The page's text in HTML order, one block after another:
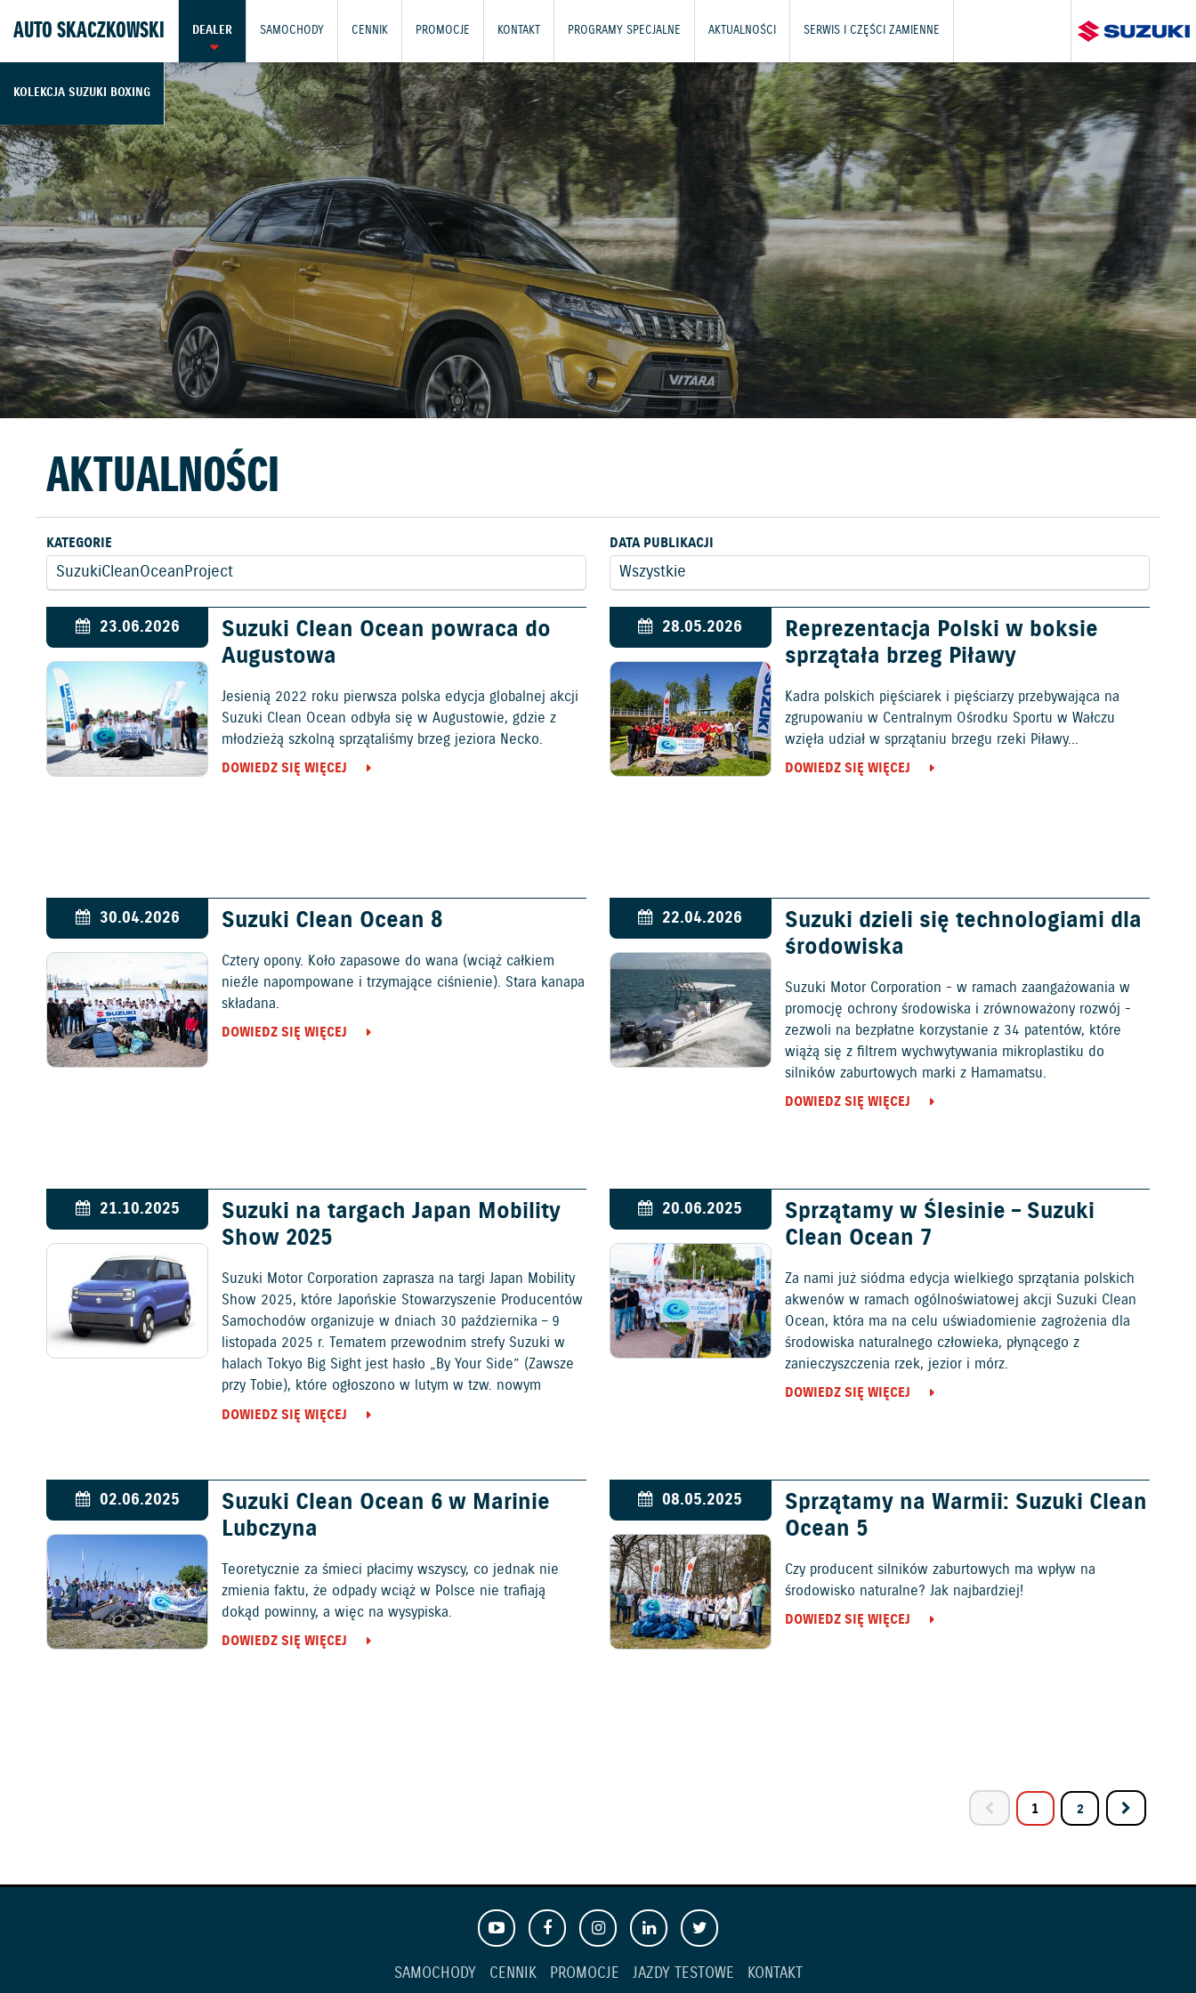
AUTO SKACZKOWSKI DEALER SAMOCHODY CENNIK PROMOCJE KONTAKT PROGRAMY SPECJALNE AKTUALNOŚCI SERWIS I CZĘŚCI ZAMIENNE
KOLEKCJA SUZUKI BOXING
AKTUALNOŚCI
KATEGORIE DATA PUBLIKACJI
23.06.2026
Suzuki Clean Ocean powraca do
Augustowa
Jesienią 2022 roku pierwsza polska edycja globalnej akcji
Suzuki Clean Ocean odbyła się w Augustowie, gdzie z
młodzieżą szkolną sprzątaliśmy brzeg jeziora Necko.
DOWIEDZ SIĘ WIĘCEJ
28.05.2026
Reprezentacja Polski w boksie
sprzątała brzeg Piławy
Kadra polskich pięściarek i pięściarzy przebywająca na
zgrupowaniu w Centralnym Ośrodku Sportu w Wałczu
wzięła udział w sprzątaniu brzegu rzeki Piławy...
DOWIEDZ SIĘ WIĘCEJ
30.04.2026 Suzuki Clean Ocean 8
Cztery opony. Koło zapasowe do wana (wciąż całkiem
nieźle napompowane i trzymające ciśnienie). Stara kanapa
składana.
DOWIEDZ SIĘ WIĘCEJ
22.04.2026
Suzuki dzieli się technologiami dla
środowiska
Suzuki Motor Corporation - w ramach zaangażowania w
promocję ochrony środowiska i zrównoważony rozwój -
zezwoli na bezpłatne korzystanie z 34 patentów, które
wiążą się z filtrem wychwytywania mikroplastiku do
silników zaburtowych marki z Hamamatsu.
DOWIEDZ SIĘ WIĘCEJ
21.10.2025
Suzuki na targach Japan Mobility
Show 2025
Suzuki Motor Corporation zaprasza na targi Japan Mobility
Show 2025, które Japońskie Stowarzyszenie Producentów
Samochodów organizuje w dniach 30 października – 9
listopada 2025 r. Tematem przewodnim strefy Suzuki w
halach Tokyo Big Sight jest hasło „By Your Side” (Zawsze
przy Tobie), które ogłoszono w lutym w tzw. nowym
średnioterminowym planie zarządzania.
DOWIEDZ SIĘ WIĘCEJ
20.06.2025
Sprzątamy w Ślesinie – Suzuki
Clean Ocean 7
Za nami już siódma edycja wielkiego sprzątania polskich
akwenów w ramach ogólnoświatowej akcji Suzuki Clean
Ocean, która ma na celu uświadomienie zagrożenia dla
środowiska naturalnego człowieka, płynącego z
zanieczyszczenia rzek, jezior i mórz.
DOWIEDZ SIĘ WIĘCEJ
02.06.2025
Suzuki Clean Ocean 6 w Marinie
Lubczyna
Teoretycznie za śmieci płacimy wszyscy, co jednak nie
zmienia faktu, że odpady wciąż w Polsce nie trafiają
dokąd powinny, a więc na wysypiska.
DOWIEDZ SIĘ WIĘCEJ
08.05.2025
Sprzątamy na Warmii: Suzuki Clean
Ocean 5
Czy producent silników zaburtowych ma wpływ na
środowisko naturalne? Jak najbardziej!
DOWIEDZ SIĘ WIĘCEJ
1 2
SAMOCHODY CENNIK PROMOCJE JAZDY TESTOWE KONTAKT